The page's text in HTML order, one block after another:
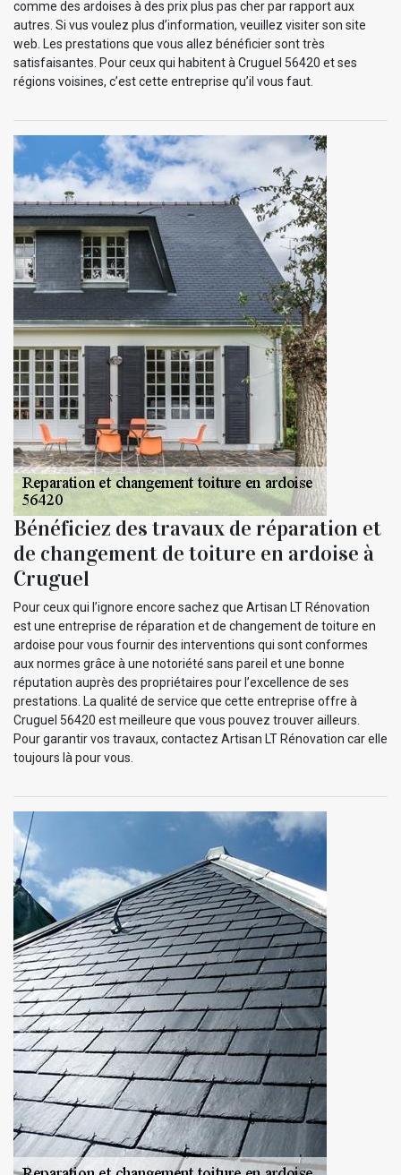
comme des ardoises à des prix plus pas cher par rapport aux
autres. Si vus voulez plus d’information, veuillez visiter son site
web. Les prestations que vous allez bénéficier sont très
satisfaisantes. Pour ceux qui habitent à Cruguel 56420 et ses
régions voisines, c’est cette entreprise qu’il vous faut.
Bénéficiez des travaux de réparation et
de changement de toiture en ardoise à
Cruguel
Pour ceux qui l’ignore encore sachez que Artisan LT Rénovation
est une entreprise de réparation et de changement de toiture en
ardoise pour vous fournir des interventions qui sont conformes
aux normes grâce à une notoriété sans pareil et une bonne
réputation auprès des propriétaires pour l’excellence de ses
prestations. La qualité de service que cette entreprise offre à
Cruguel 56420 est meilleure que vous pouvez trouver ailleurs.
Pour garantir vos travaux, contactez Artisan LT Rénovation car elle
toujours là pour vous.